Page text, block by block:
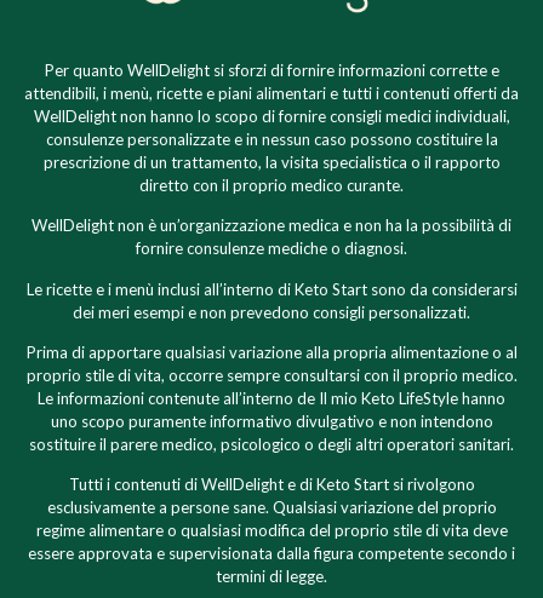
Per quanto WellDelight si sforzi di fornire informazioni corrette e
attendibili, i menù, ricette e piani alimentari e tutti i contenuti offerti da
WellDelight non hanno lo scopo di fornire consigli medici individuali,
consulenze personalizzate e in nessun caso possono costituire la
prescrizione di un trattamento, la visita specialistica o il rapporto
diretto con il proprio medico curante.
WellDelight non è un’organizzazione medica e non ha la possibilità di
fornire consulenze mediche o diagnosi.
Le ricette e i menù inclusi all’interno di Keto Start sono da considerarsi
dei meri esempi e non prevedono consigli personalizzati.
Prima di apportare qualsiasi variazione alla propria alimentazione o al
proprio stile di vita, occorre sempre consultarsi con il proprio medico.
Le informazioni contenute all’interno de Il mio Keto LifeStyle hanno
uno scopo puramente informativo divulgativo e non intendono
sostituire il parere medico, psicologico o degli altri operatori sanitari.
Tutti i contenuti di WellDelight e di Keto Start si rivolgono
esclusivamente a persone sane. Qualsiasi variazione del proprio
regime alimentare o qualsiasi modifica del proprio stile di vita deve
essere approvata e supervisionata dalla figura competente secondo i
termini di legge.